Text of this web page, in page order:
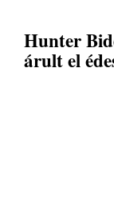
Hunter
árult el